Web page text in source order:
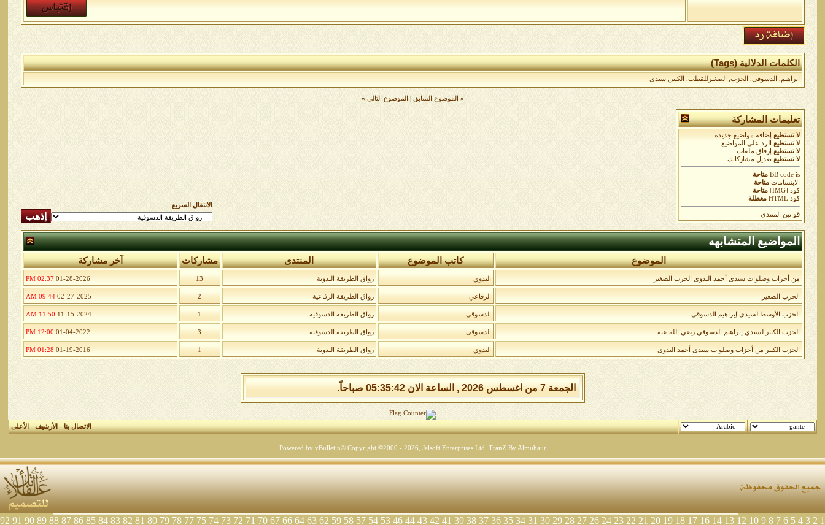
الكلمات الدلالية (Tags)
ابراهيم الدسوقى الحزب الصغيرللقطب الكبير ,سيدى
« الموضوع السابق الموضوع التالي »
تعليمات المشاركة
لا تستطيع
إضافة مواضيع جديدة
لا تستطيع
الرد على المواضيع
لا تستطيع
إرفاق ملفات
لا تستطيع تعديل مشاركاتك
BB codeis
متاحة
الابتسامات متاحة
كود [IMG]
متاحة
كود HTML
معطلة
قوانين المنتدى
الانتقال السريع
المواضيع المتشابهه
الموضوع كاتب الموضوع المنتدى مشاركات آخر مشاركة
من أحزاب وصلوات سيدى أحمد البدوى الحزب الصغير البدوي رواق الطريقة البدوية 13
01-28-2026
02:37 PM
الحزب الصغير الرفاعي رواق الطريقة الرفاعية 2
02-27-2025
09:44 AM
الحزب الأوسط لسيدى إبراهيم الدسوقى الدسوقى رواق الطريقة الدسوقية 1
11-15-2024
11:50 AM
الحزب الكبير لسيدي إبراهيم الدسوقي رضي الله عنه الدسوقى رواق الطريقة الدسوقية 3
01-04-2022
12:00 PM
الحزب الكبير من أحزاب وصلوات سيدى أحمد البدوى البدوي رواق الطريقة البدوية 1
01-19-2016
01:28 PM
الجمعة 7 من اغسطس 2026 , الساعة الان 05:35:43 صباحاً.
الاتصال بنا-الأرشيف-الأعلى
Powered by vBulletin® Copyright ©2000 - 2026, Jelsoft Enterprises Ltd. TranZ By Almuhajir
1
2
3
4
5
6
7
8
9
10
12
13
14
16
17
18
19
20
21
22
23
24
26
27
28
29
30
31
34
35
36
37
38
39
41
42
43
44
46
53
54
57
58
59
62
63
64
66
67
70
71
72
73
74
75
77
78
79
80
81
82
83
84
85
86
87
88
89
90
91
92